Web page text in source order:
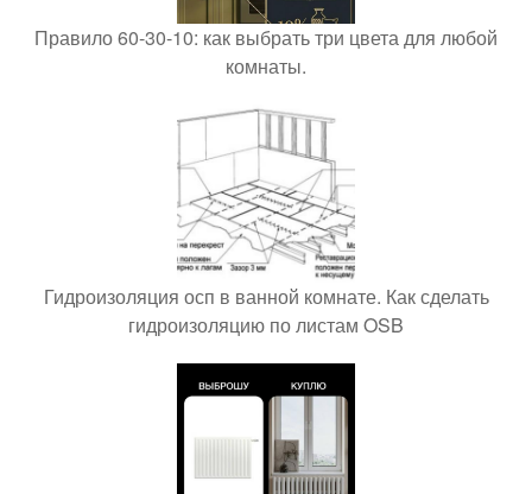
Правило 60-30-10: как выбрать три цвета для любой
комнаты.
Гидроизоляция осп в ванной комнате. Как сделать
гидроизоляцию по листам OSB